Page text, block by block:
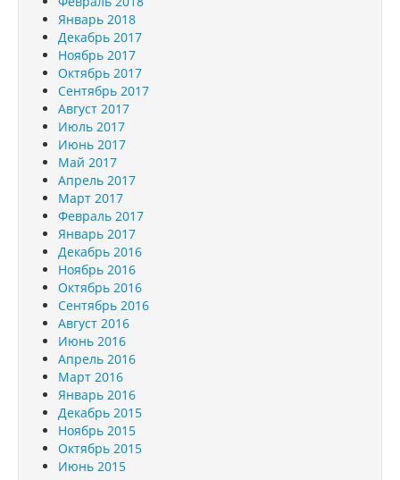
Январь 2018
Декабрь 2017
Ноябрь 2017
Октябрь 2017
Сентябрь 2017
Август 2017
Июль 2017
Июнь 2017
Май 2017
Апрель 2017
Март 2017
Февраль 2017
Январь 2017
Декабрь 2016
Ноябрь 2016
Октябрь 2016
Сентябрь 2016
Август 2016
Июнь 2016
Апрель 2016
Март 2016
Январь 2016
Декабрь 2015
Ноябрь 2015
Октябрь 2015
Июнь 2015